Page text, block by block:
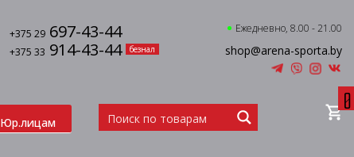
+375 29 697-43-44
+375 33 914-43-44 безнал
Ежедневно, 8.00 - 21.00
shop@arena-sporta.by
Юр.лицам
0